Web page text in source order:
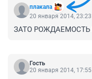
плакала
20 января 2014, 23:23
ЗАТО
Гость
20 января 2014, 17:55